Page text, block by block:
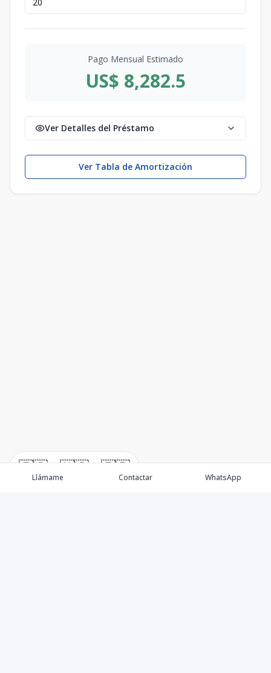
🇪🇸 🇺🇸 🇫🇷
Pago Mensual Estimado
US$ 8,282.5
Ver Detalles del Préstamo
Ver Tabla de Amortización
Llámame Contactar WhatsApp